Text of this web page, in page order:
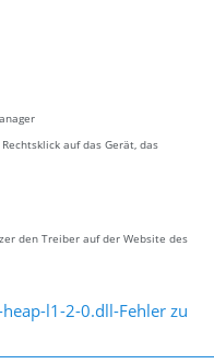
auf das Gerät, das
den Treiber auf der Website des
l1-2-0.dll-Fehler zu